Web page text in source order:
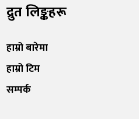
द्रुत लिङ्कहरू
हाम्रो बारेमा
हाम्रो टिम
सम्पर्क